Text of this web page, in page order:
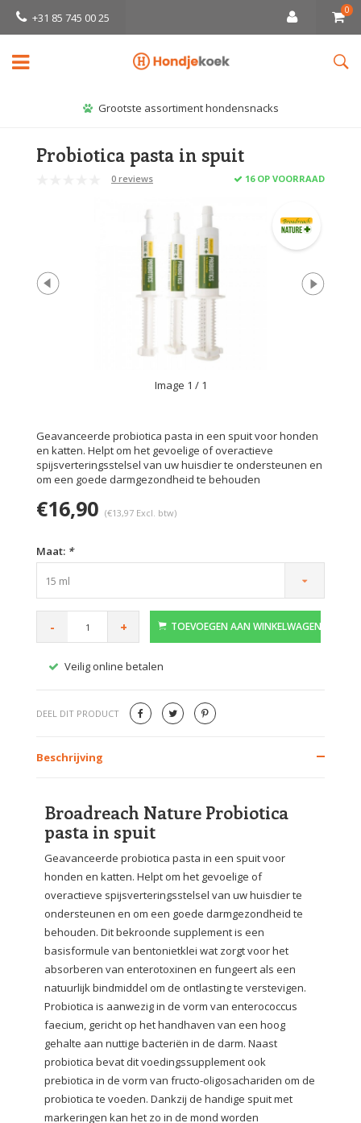
+31 85 745 00 25
0
Grootste assortiment hondensnacks
Probiotica pasta in spuit
0 reviews 16 OP VOORRAAD
Image 1 / 1
Geavanceerde probiotica pasta in een spuit voor honden
en katten. Helpt om het gevoelige of overactieve
spijsverteringsstelsel van uw huisdier te ondersteunen en
om een goede darmgezondheid te behouden
€16,90 (€13,97 Excl. btw)
Maat: *
15 ml
- + TOEVOEGEN AAN WINKELWAGEN
Veilig online betalen
DEEL DIT PRODUCT
Beschrijving
Broadreach Nature Probiotica
pasta in spuit
Geavanceerde probiotica pasta in een spuit voor
honden en katten. Helpt om het gevoelige of
overactieve spijsverteringsstelsel van uw huisdier te
ondersteunen en om een goede darmgezondheid te
behouden. Dit bekroonde supplement is een
basisformule van bentonietklei wat zorgt voor het
absorberen van enterotoxinen en fungeert als een
natuurlijk bindmiddel om de ontlasting te verstevigen.
Probiotica is aanwezig in de vorm van enterococcus
faecium, gericht op het handhaven van een hoog
gehalte aan nuttige bacteriën in de darm. Naast
probiotica bevat dit voedingssupplement ook
prebiotica in de vorm van fructo-oligosachariden om de
probiotica te voeden. Dankzij de handige spuit met
markeringen kan het zo in de mond worden